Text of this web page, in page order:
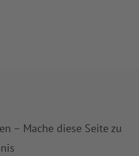
– Mache diese Seite zu